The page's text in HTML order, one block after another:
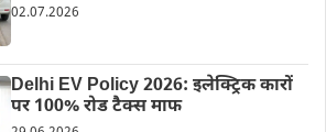
02.07.2026
Delhi EV Policy 2026: इलेक्ट्रिक कारों
पर 100% रोड टैक्स माफ